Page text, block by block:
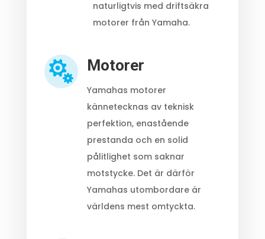
naturligtvis med driftsäkra
motorer från Yamaha.
 Motorer
Yamahas motorer
kännetecknas av teknisk
perfektion, enastående
prestanda och en solid
pålitlighet som saknar
motstycke. Det är därför
Yamahas utombordare är
världens mest omtyckta.